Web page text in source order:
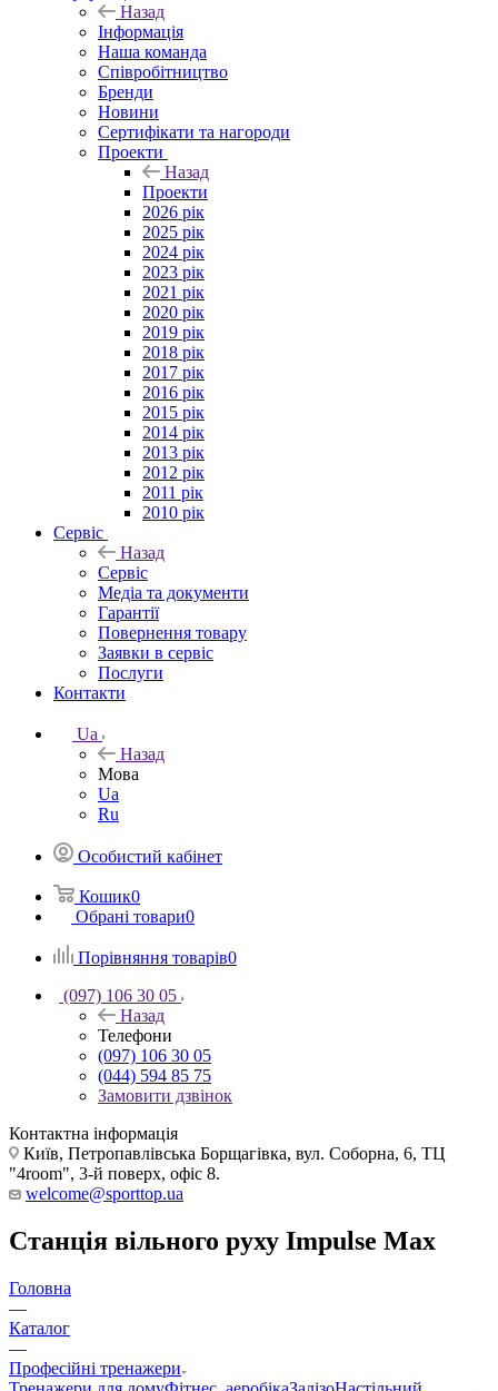
Назад
Інформація
Наша команда
Співробітництво
Бренди
Новини
Сертифікати та нагороди
Проекти
Назад
Проекти
2026 рік
2025 рік
2024 рік
2023 рік
2021 рік
2020 рік
2019 рік
2018 рік
2017 рік
2016 рік
2015 рік
2014 рік
2013 рік
2012 рік
2011 рік
2010 рік
Сервіс
Назад
Сервіс
Медіа та документи
Гарантії
Повернення товару
Заявки в сервіс
Послуги
Контакти
Ua
Назад
Мова
Ua
Ru
Особистий кабінет
Кошик0
Обрані товари0
Порівняння товарів0
(097) 106 30 05
Назад
Телефони
(097) 106 30 05
(044) 594 85 75
Замовити дзвінок
Контактна інформація
Київ, Петропавлівська Борщагівка, вул. Соборна, 6, ТЦ
"4room", 3-й поверх, офіс 8.
welcome@sporttop.ua
Станція вільного руху Impulse Max
Головна
—
Каталог
—
Професійні тренажери